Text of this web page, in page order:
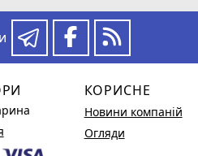
КОРИСНЕ
Новини компаній
Огляди